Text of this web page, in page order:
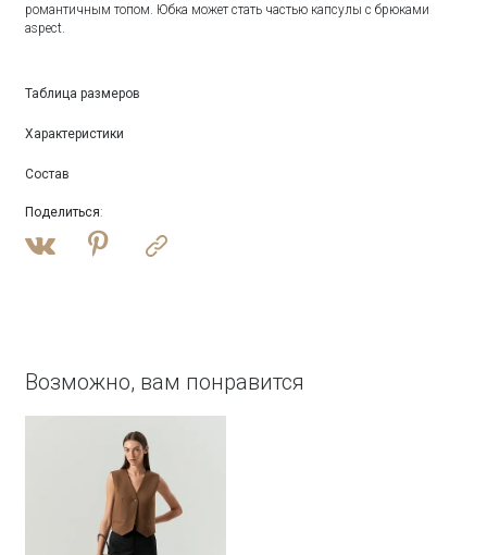
романтичным топом. Юбка может стать частью капсулы с брюками
aspect.
Таблица размеров
Характеристики
Состав
Поделиться:
Возможно, вам понравится